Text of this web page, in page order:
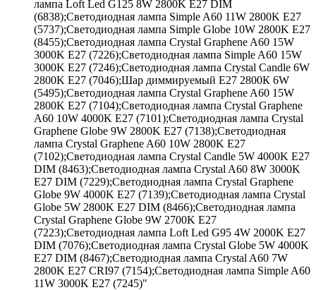
лампа Loft Led G125 8W 2800K E27 DIM
(6838);Светодиодная лампа Simple A60 11W 2800K E27
(5737);Светодиодная лампа Simple Globe 10W 2800K E27
(8455);Светодиодная лампа Crystal Graphene A60 15W
3000K E27 (7226);Светодиодная лампа Simple A60 15W
3000K E27 (7246);Светодиодная лампа Crystal Candle 6W
2800K E27 (7046);Шар диммируемый Е27 2800К 6W
(5495);Светодиодная лампа Crystal Graphene A60 15W
2800K E27 (7104);Светодиодная лампа Crystal Graphene
A60 10W 4000K E27 (7101);Светодиодная лампа Crystal
Graphene Globe 9W 2800K E27 (7138);Светодиодная
лампа Crystal Graphene A60 10W 2800K E27
(7102);Светодиодная лампа Crystal Candle 5W 4000K E27
DIM (8463);Светодиодная лампа Crystal A60 8W 3000K
E27 DIM (7229);Светодиодная лампа Crystal Graphene
Globe 9W 4000K E27 (7139);Светодиодная лампа Crystal
Globe 5W 2800K E27 DIM (8466);Светодиодная лампа
Crystal Graphene Globe 9W 2700K E27
(7223);Светодиодная лампа Loft Led G95 4W 2000K E27
DIM (7076);Светодиодная лампа Crystal Globe 5W 4000K
E27 DIM (8467);Светодиодная лампа Crystal A60 7W
2800K E27 CRI97 (7154);Светодиодная лампа Simple A60
11W 3000K E27 (7245)"